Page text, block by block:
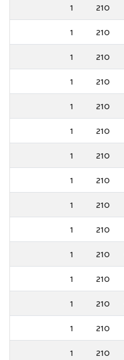
210
1
210
1
210
1
210
1
210
1
210
1
210
1
210
1
210
1
210
1
210
1
210
1
210
1
210
1
210
1